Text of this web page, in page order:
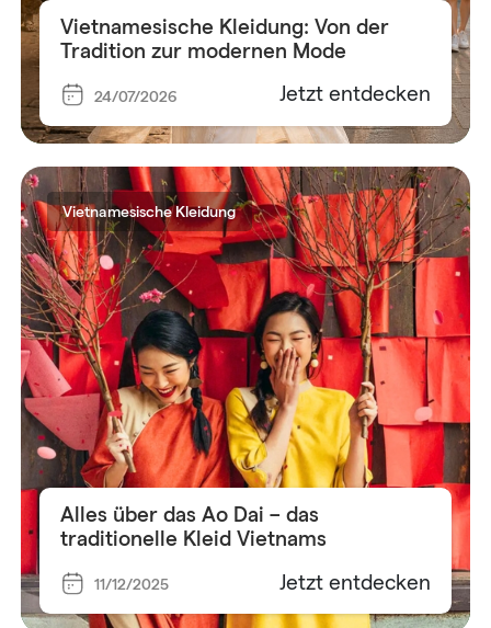
Vietnamesische Kleidung: Von der
Tradition zur modernen Mode
24/07/2026 Jetzt entdecken
Vietnamesische Kleidung
Alles über das Ao Dai – das
traditionelle Kleid Vietnams
11/12/2025 Jetzt entdecken